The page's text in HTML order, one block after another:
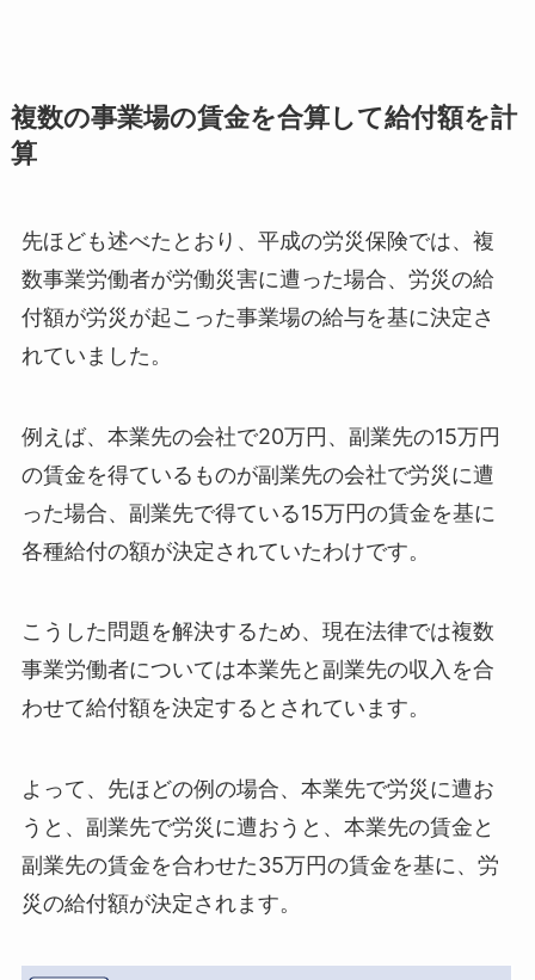
複数の事業場の賃金を合算して給付額を計
算
先ほども述べたとおり、平成の労災保険では、複
数事業労働者が労働災害に遭った場合、労災の給
付額が労災が起こった事業場の給与を基に決定さ
れていました。
例えば、本業先の会社で20万円、副業先の15万円
の賃金を得ているものが副業先の会社で労災に遭
った場合、副業先で得ている15万円の賃金を基に
各種給付の額が決定されていたわけです。
こうした問題を解決するため、現在法律では複数
事業労働者については本業先と副業先の収入を合
わせて給付額を決定するとされています。
よって、先ほどの例の場合、本業先で労災に遭お
うと、副業先で労災に遭おうと、本業先の賃金と
副業先の賃金を合わせた35万円の賃金を基に、労
災の給付額が決定されます。